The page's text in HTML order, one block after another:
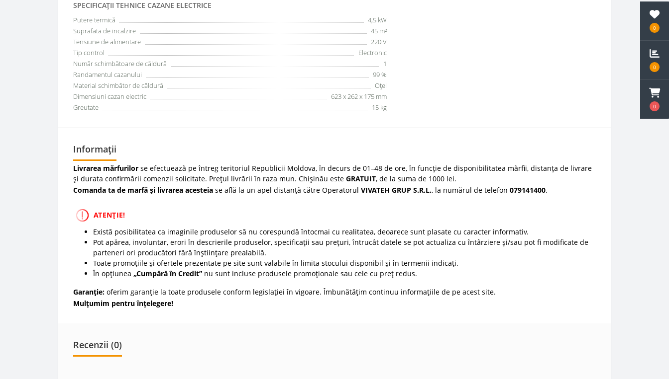
0
0
0
SPECIFICAŢII TEHNICE CAZANE ELECTRICE
Putere termică
4,5 kW
Suprafata de incalzire
45 m²
Tensiune de alimentare
220 V
Tip control
Electronic
Număr schimbătoare de căldură
1
Randamentul cazanului
99 %
Material schimbător de căldură
Oțel
Dimensiuni cazan electric
623 х 262 х 175 mm
Greutate
15 kg
Informații
Livrarea mărfurilor se efectuează pe întreg teritoriul Republicii Moldova, în decurs de 01–48 de ore, în funcție de disponibilitatea mărfii, distanța de livrare
și durata confirmării comenzii solicitate. Prețul livrării în raza mun. Chișinău este GRATUIT, de la suma de 1000 lei.
Comanda ta de marfă și livrarea acesteia se află la un apel distanță către Operatorul VIVATEH GRUP S.R.L., la numărul de telefon 079141400.
ATENȚIE!
Există posibilitatea ca imaginile produselor să nu corespundă întocmai cu realitatea, deoarece sunt plasate cu caracter informativ.
Pot apărea, involuntar, erori în descrierile produselor, specificații sau prețuri, întrucât datele se pot actualiza cu întârziere și/sau pot fi modificate de
parteneri ori producători fără înștiințare prealabilă.
Toate promoțiile și ofertele prezentate pe site sunt valabile în limita stocului disponibil și în termenii indicați.
În opțiunea „Cumpără în Credit” nu sunt incluse produsele promoționale sau cele cu preț redus.
Garanție: oferim garanție la toate produsele conform legislației în vigoare. Îmbunătățim continuu informațiile de pe acest site.
Mulțumim pentru înțelegere!
Recenzii (0)